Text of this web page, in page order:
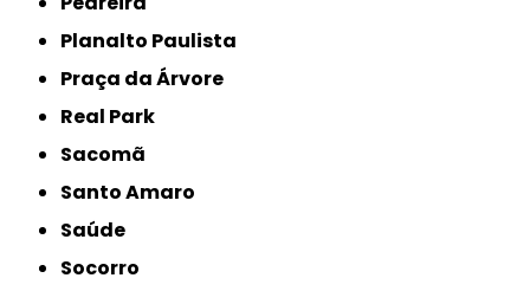
Planalto Paulista
Praça da Árvore
Real Park
Sacomã
Santo Amaro
Saúde
Socorro